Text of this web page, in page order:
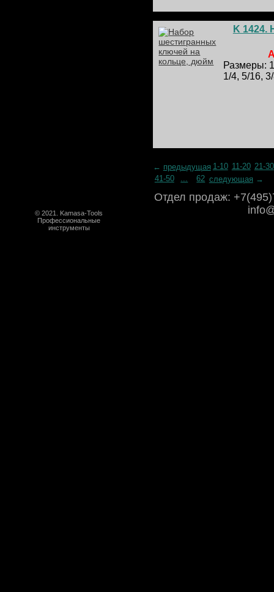
K 1424.
Размеры:
1/4, 5/16,
← предыдущая 1-10 11-20 21-30
41-50
... 62 следующая →
© 2021. Kamasa-Tools
Профессиональные
инструменты
Отдел продаж: